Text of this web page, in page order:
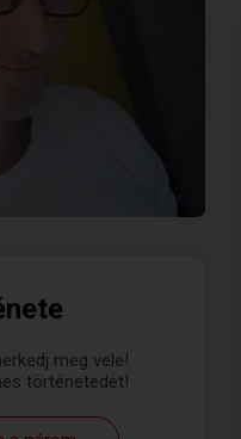
meg vele!
történetedet!